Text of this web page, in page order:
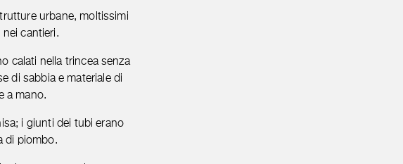
urbane, moltissimi
cantieri.
calati nella trincea senza
di sabbia e materiale di
a mano.
i giunti dei tubi erano
di piombo.